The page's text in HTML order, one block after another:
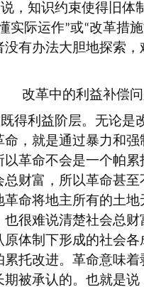
，知识约束使得旧
实际运作”或“改革措
有办法大胆地探索
改革中的利益补偿
得利益阶层。无论
，就是通过暴力和
革命不会是一个帕
财富，所以革命甚至
命将地主所有的土
很难说清楚社会总
体制下形成的社会
托改进。革命意味
被承认的。也就是